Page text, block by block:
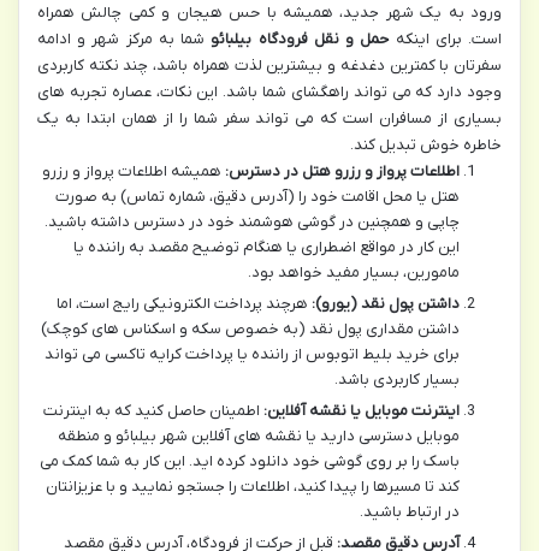
ورود به یک شهر جدید، همیشه با حس هیجان و کمی چالش همراه
است. برای اینکهحمل و نقل فرودگاه بیلبائو شما به مرکز شهر و ادامه
سفرتان با کمترین دغدغه و بیشترین لذت همراه باشد، چند نکته کاربردی
وجود دارد که می تواند راهگشای شما باشد. این نکات، عصاره تجربه های
بسیاری از مسافران است که می تواند سفر شما را از همان ابتدا به یک
خاطره خوش تبدیل کند.
اطلاعات پرواز و رزرو هتل در دسترس: همیشه اطلاعات پرواز و رزرو
هتل یا محل اقامت خود را (آدرس دقیق، شماره تماس) به صورت
چاپی و همچنین در گوشی هوشمند خود در دسترس داشته باشید.
این کار در مواقع اضطراری یا هنگام توضیح مقصد به راننده یا
مامورین، بسیار مفید خواهد بود.
داشتن پول نقد (یورو): هرچند پرداخت الکترونیکی رایج است، اما
داشتن مقداری پول نقد (به خصوص سکه و اسکناس های کوچک)
برای خرید بلیط اتوبوس از راننده یا پرداخت کرایه تاکسی می تواند
بسیار کاربردی باشد.
اینترنت موبایل یا نقشه آفلاین: اطمینان حاصل کنید که به اینترنت
موبایل دسترسی دارید یا نقشه های آفلاین شهر بیلبائو و منطقه
باسک را بر روی گوشی خود دانلود کرده اید. این کار به شما کمک می
کند تا مسیرها را پیدا کنید، اطلاعات را جستجو نمایید و با عزیزانتان
در ارتباط باشید.
آدرس دقیق مقصد: قبل از حرکت از فرودگاه، آدرس دقیق مقصد